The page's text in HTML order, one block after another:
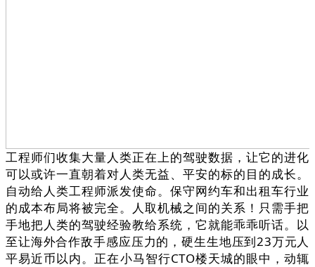
工程师们收集大量人类正在上的驾驶数据，让它的进化
可以或许一直朝着对人类无益、平安的标的目的成长。
自动给人类工程师派发使命。保守网约车和出租车行业
的成本布局将被完全。人取机械之间的关系！只需手把
手地把人类的驾驶经验教给系统，它就能乖乖听话。以
至让海外合作敌手感应压力的，硬生生地压到23万元人
平易近币以内。正在小马智行CTO楼天城的眼中，动辄